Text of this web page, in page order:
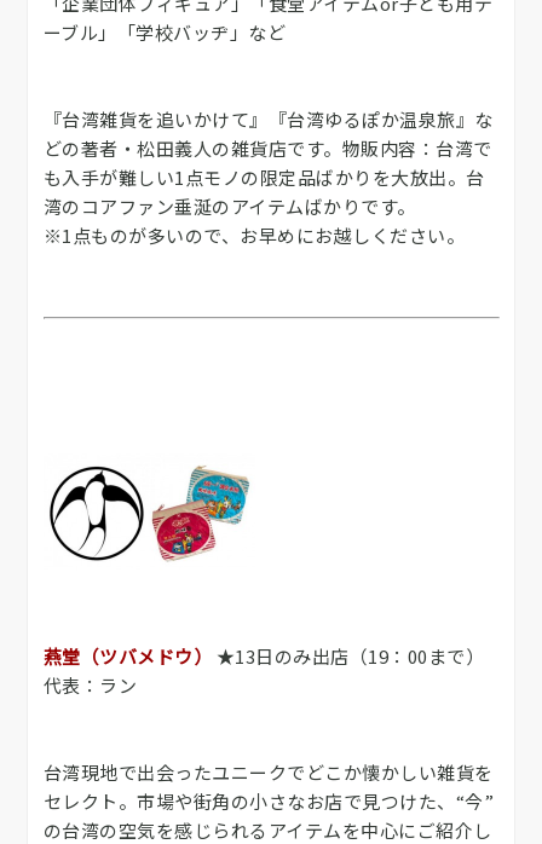
ーブル」「学校バッヂ」など
『台湾雑貨を追いかけて』『台湾ゆるぽか温泉旅』な
どの著者・松田義人の雑貨店です。物販内容：台湾で
も入手が難しい1点モノの限定品ばかりを大放出。台
湾のコアファン垂涎のアイテムばかりです。
※1点ものが多いので、お早めにお越しください。
燕堂（ツバメドウ）
★13日のみ出店（19：00まで）
代表：ラン
台湾現地で出会ったユニークでどこか懐かしい雑貨を
セレクト。市場や街角の小さなお店で見つけた、“今”
の台湾の空気を感じられるアイテムを中心にご紹介し